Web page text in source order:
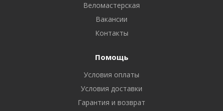
Веломастерская
Вакансии
Контакты
Помощь
Условия оплаты
Условия доставки
Гарантия и возврат